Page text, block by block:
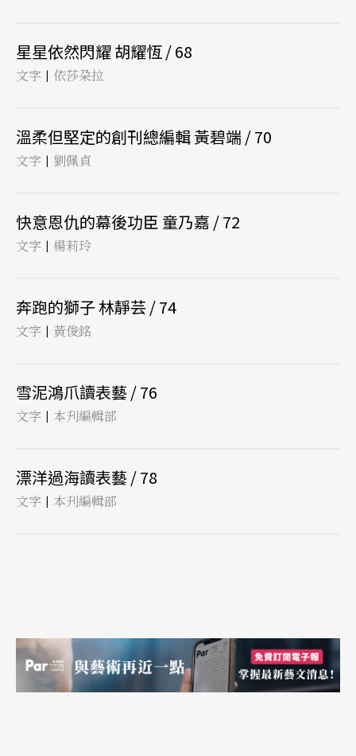
星星依然閃耀 胡耀恆 / 68
文字 | 依莎朶拉
溫柔但堅定的創刊總編輯 黃碧端 / 70
文字 | 劉佩貞
快意恩仇的幕後功臣 童乃嘉 / 72
文字 | 楊莉玲
奔跑的獅子 林靜芸 / 74
文字 | 黃俊銘
雪泥鴻爪讀表藝 / 76
文字 | 本刋編輯部
漂洋過海讀表藝 / 78
文字 | 本刋編輯部